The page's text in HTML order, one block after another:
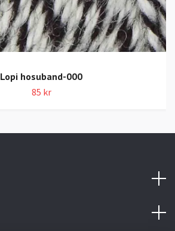
Lopi hosuband-000
85 kr